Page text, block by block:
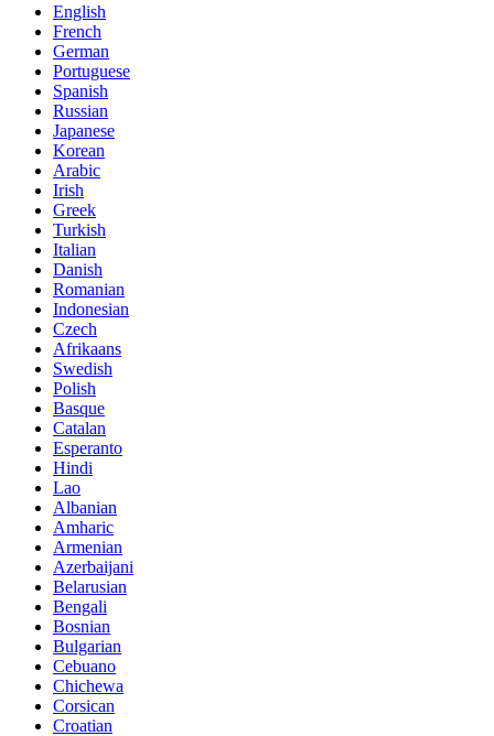
English
French
German
Portuguese
Spanish
Russian
Japanese
Korean
Arabic
Irish
Greek
Turkish
Italian
Danish
Romanian
Indonesian
Czech
Afrikaans
Swedish
Polish
Basque
Catalan
Esperanto
Hindi
Lao
Albanian
Amharic
Armenian
Azerbaijani
Belarusian
Bengali
Bosnian
Bulgarian
Cebuano
Chichewa
Corsican
Croatian